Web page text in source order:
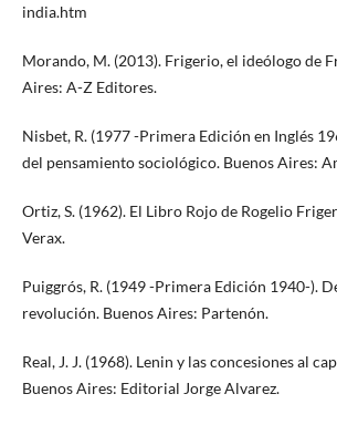
india.htm
Morando, M. (2013). Frigerio, el ideólogo de
Aires: A-Z Editores.
Nisbet, R. (1977 -Primera Edición en Inglés
del pensamiento sociológico. Buenos Aires:
Ortiz, S. (1962). El Libro Rojo de Rogelio
Verax.
Puiggrós, R. (1949 -Primera Edición 1940-).
revolución. Buenos Aires: Partenón.
Real, J. J. (1968). Lenin y las concesiones al
Buenos Aires: Editorial Jorge Alvarez.